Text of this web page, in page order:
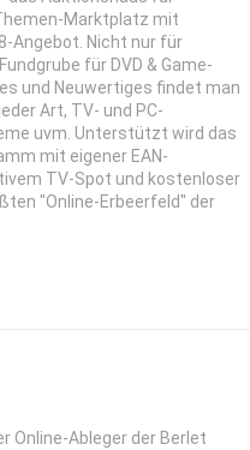
Marktplatz mit
Angebot. Nicht nur für
für DVD & Game-
und Neuwertiges findet man
Art, TV- und PC-
uvm. Unterstützt wird das
mit eigener EAN-
TV-Spot und kostenloser
"Online-Erbeerfeld" der
Online-Ableger der Berlet